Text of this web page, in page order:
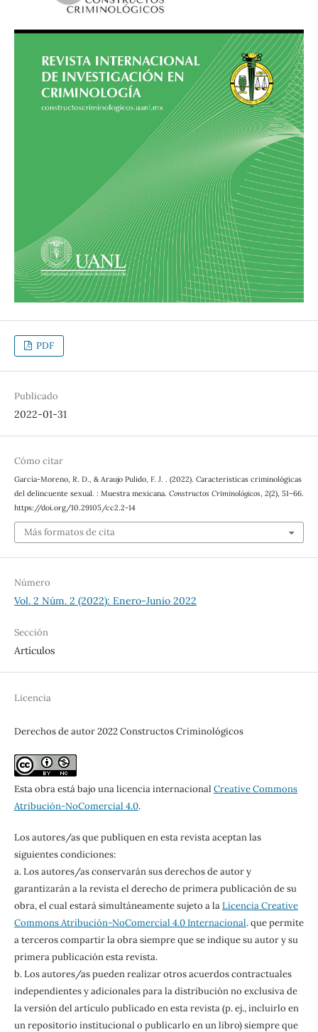
PDF
Publicado
2022-01-31
Cómo citar
García-Moreno, R. D., & Araujo Pulido, F. J. . (2022). Características criminológicas
del delincuente sexual. : Muestra mexicana. Constructos Criminológicos, 2(2), 51–66.
https://doi.org/10.29105/cc2.2-14
Más formatos de cita
Número
Vol. 2 Núm. 2 (2022): Enero-Junio 2022
Sección
Artículos
Licencia
Derechos de autor 2022 Constructos Criminológicos
Esta obra está bajo una licencia internacional Creative Commons
Atribución-NoComercial 4.0.
Los autores/as que publiquen en esta revista aceptan las
siguientes condiciones:
a. Los autores/as conservarán sus derechos de autor y
garantizarán a la revista el derecho de primera publicación de su
obra, el cual estará simultáneamente sujeto a laLicencia Creative
Commons Atribución-NoComercial 4.0 Internacional. que permite
a terceros compartir la obra siempre que se indique su autor y su
primera publicación esta revista.
b. Los autores/as pueden realizar otros acuerdos contractuales
independientes y adicionales para la distribución no exclusiva de
la versión del artículo publicado en esta revista (p. ej., incluirlo en
un repositorio institucional o publicarlo en un libro) siempre que